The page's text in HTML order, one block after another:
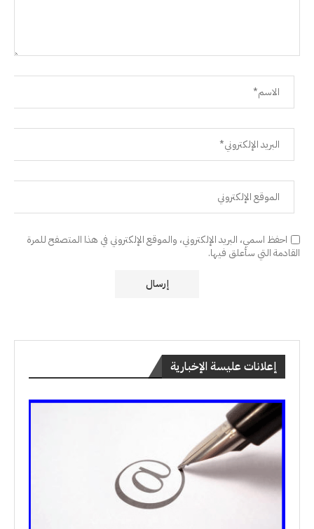
احفظ اسمي، البريد الإلكتروني، والموقع الإلكتروني في هذا المتصفح للمرة
القادمة التي سأعلق فيها.
إعلانات عليسة الإخبارية